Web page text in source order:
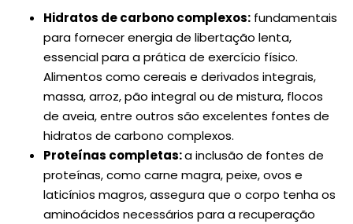
Hidratos de carbono complexos: fundamentais
para fornecer energia de libertação lenta,
essencial para a prática de exercício físico.
Alimentos como cereais e derivados integrais,
massa, arroz, pão integral ou de mistura, flocos
de aveia, entre outros são excelentes fontes de
hidratos de carbono complexos.
Proteínas completas:a inclusão de fontes de
proteínas, como carne magra, peixe, ovos e
laticínios magros, assegura que o corpo tenha os
aminoácidos necessários para a recuperação